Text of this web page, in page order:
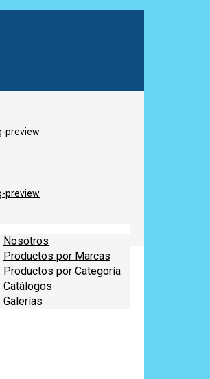
Nosotros
Productos por Marcas
Productos por Categoría
Catálogos
Galerías